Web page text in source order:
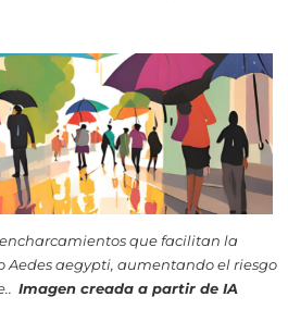
que facilitan la
Aedes aegypti, aumentando el riesgo
Imagen creada a partir de IA